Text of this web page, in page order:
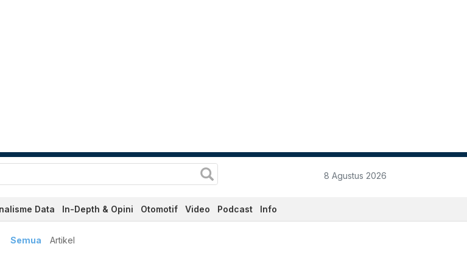
8 Agustus 2026
Data In-Depth & Opini Otomotif Video Podcast Info
dan Terkini Hari Ini - Katadata.co.id
Semua Artikel